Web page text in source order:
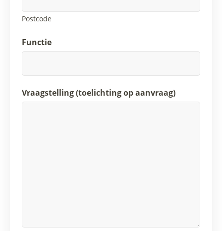
Postcode
Functie
Vraagstelling (toelichting op aanvraag)